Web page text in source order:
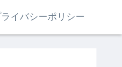
ライバシーポリシー